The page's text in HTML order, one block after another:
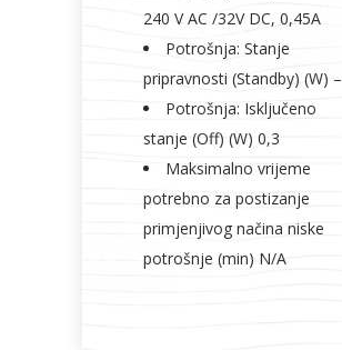
240 V AC /32V DC, 0,45A
Potrošnja: Stanje
pripravnosti (Standby) (W) –
Potrošnja: Isključeno
stanje (Off) (W) 0,3
Maksimalno vrijeme
potrebno za postizanje
primjenjivog načina niske
potrošnje (min) N/A